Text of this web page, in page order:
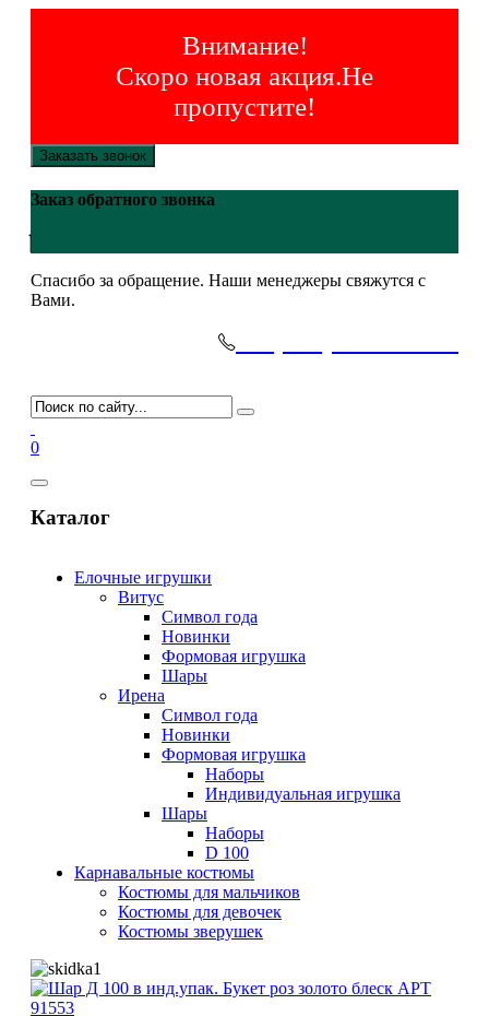
Внимание!
Скоро новая акция.Не
пропустите!
Заказать звонок
Заказ обратного звонка
Спасибо за обращение. Наши менеджеры свяжутся с
Вами.
0
Каталог
Елочные игрушки
Витус
Символ года
Новинки
Формовая игрушка
Шары
Ирена
Символ года
Новинки
Формовая игрушка
Наборы
Индивидуальная игрушка
Шары
Наборы
D 100
Карнавальные костюмы
Костюмы для мальчиков
Костюмы для девочек
Костюмы зверушек